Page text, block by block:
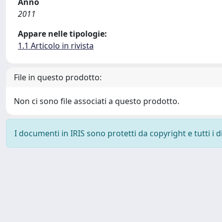
2011
Appare nelle tipologie:
1.1 Articolo in rivista
File in questo prodotto:
Non ci sono file associati a questo prodotto.
I documenti in IRIS sono protetti da copyright e tutti i